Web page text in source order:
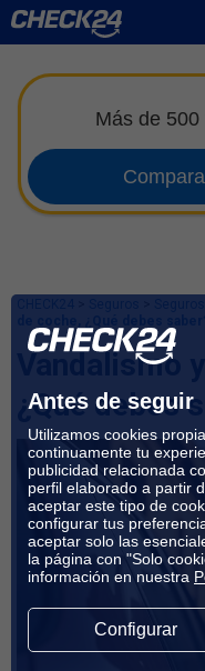
Más de
Vandalismo
¿Qué debes
Antes de seguir
Utilizamos cookies
continuamente tu
publicidad relacionada
perfil elaborado a partir
aceptar este tipo de
configurar tus
aceptar solo las
la página con "Solo
información en nuestra
Configurar